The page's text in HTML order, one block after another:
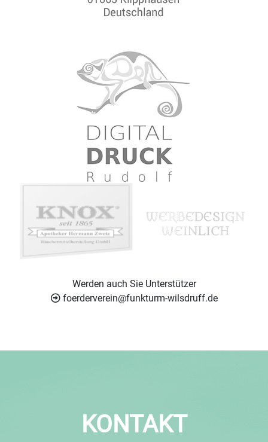
Werden auch Sie Unterstützer
foerderverein@funkturm-wilsdruff.de
KONTAKT